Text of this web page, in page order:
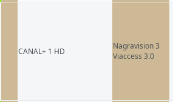
CANAL+ 1 HD
Nagravision 3
Viaccess 3.0